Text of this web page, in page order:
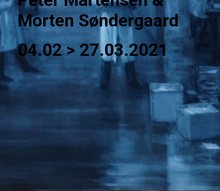
Morten Søndergaard
04.02 > 27.03.2021